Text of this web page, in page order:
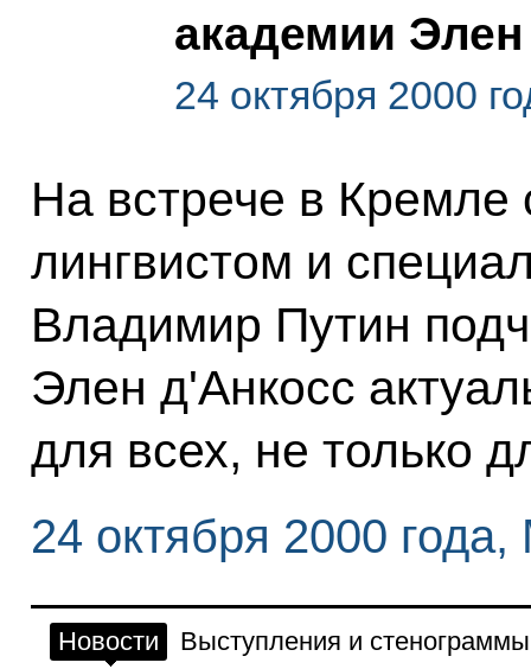
академии
24 октября 2000
На встрече в
лингвистом и
Владимир Путин
Элен д'Анкосс
для всех, не только
24 октября 2000
Новости
Выступления и стенограммы